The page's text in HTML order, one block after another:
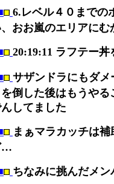
6.レベル４０までの
、おお嵐のエリアにむ
20:19:11 ラフテー丼
サザンドラにもダ
を倒した後はもうや
してました
まぁマラカッチは
…
ちなみに挑んだメン